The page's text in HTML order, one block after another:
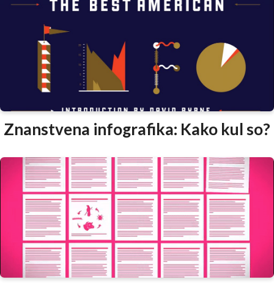
Znanstvena infografika: Kako kul so?